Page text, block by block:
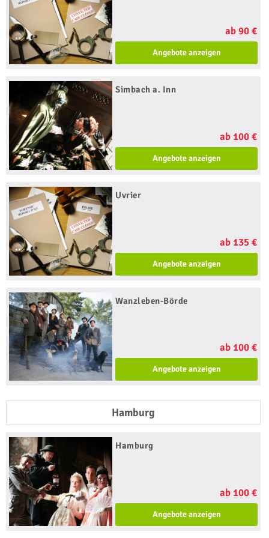
ab 90 €
Angebote anzeigen
Simbach a. Inn
ab 100 €
Angebote anzeigen
Uvrier
ab 135 €
Angebote anzeigen
Wanzleben-Börde
ab 100 €
Angebote anzeigen
Hamburg
Hamburg
ab 100 €
Angebote anzeigen